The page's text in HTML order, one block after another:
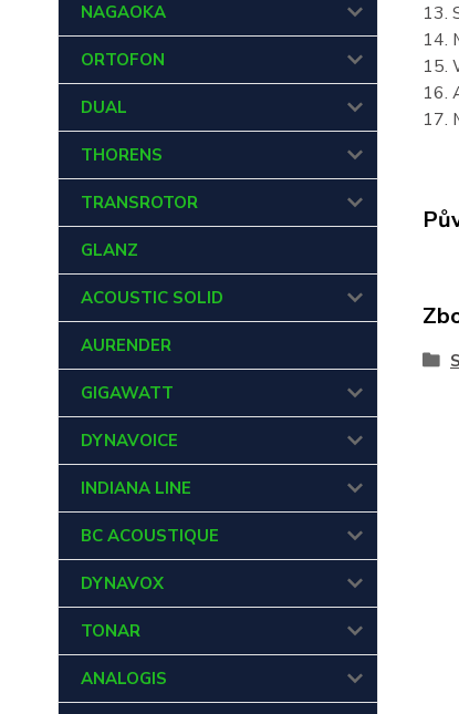
NAGAOKA
ORTOFON
DUAL
THORENS
TRANSROTOR
GLANZ
ACOUSTIC SOLID
AURENDER
GIGAWATT
DYNAVOICE
INDIANA LINE
BC ACOUSTIQUE
DYNAVOX
TONAR
ANALOGIS
13.
14.
15.
16.
17.